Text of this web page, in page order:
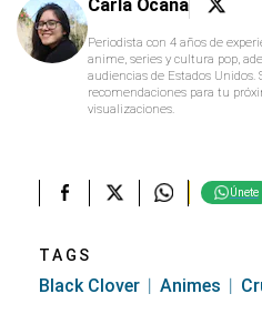
Carla Ocaña
Periodista con 4 años de
anime, series y cultura pop,
audiencias de Estados
recomendaciones para tu
visualizaciones.
Únete
TAGS
Black Clover Animes